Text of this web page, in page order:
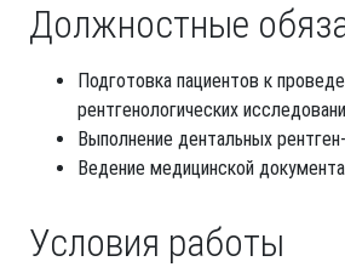
Должностные
Подготовка пациентов к
рентгенологических
Выполнение дентальных
Ведение медицинской
Условия работы